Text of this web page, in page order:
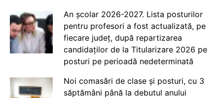
An școlar 2026-2027. Lista posturilor
pentru profesori a fost actualizată, pe
fiecare județ, după repartizarea
candidaților de la Titularizare 2026 pe
posturi pe perioadă nedeterminată
Noi comasări de clase și posturi, cu 3
săptămâni până la debutul anului